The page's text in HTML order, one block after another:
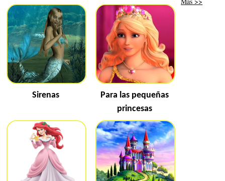
Sirenas
Para las pequeñas
princesas